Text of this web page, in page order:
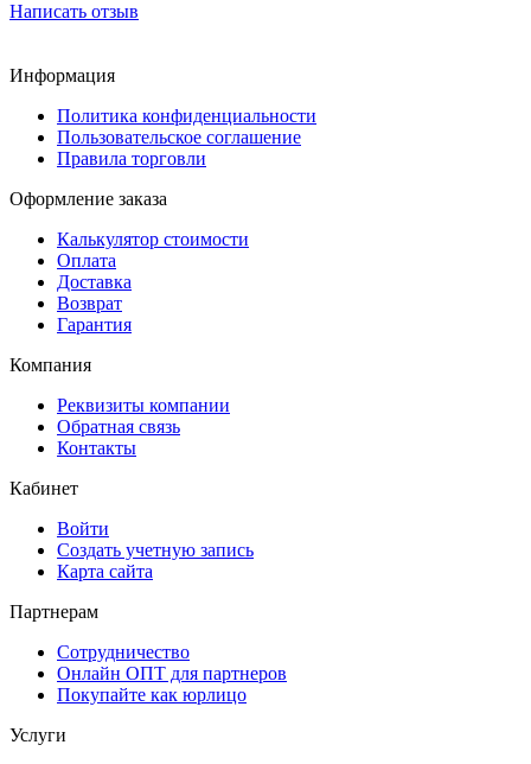
Написать отзыв
Информация
Политика конфиденциальности
Пользовательское соглашение
Правила торговли
Оформление заказа
Калькулятор стоимости
Оплата
Доставка
Возврат
Гарантия
Компания
Реквизиты компании
Обратная связь
Контакты
Кабинет
Войти
Создать учетную запись
Карта сайта
Партнерам
Сотрудничество
Онлайн ОПТ для партнеров
Покупайте как юрлицо
Услуги